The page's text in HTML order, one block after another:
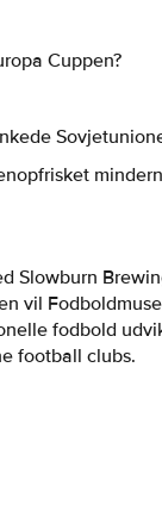
Cuppen?
Slowburn
vil
fodbold
football clubs.